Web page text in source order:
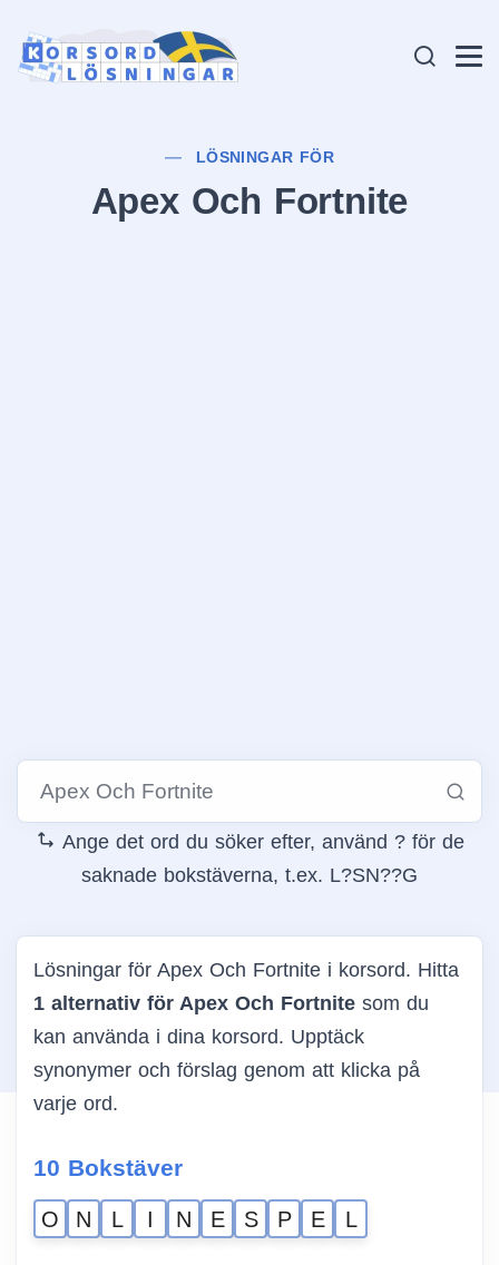
LÖSNINGAR FÖR
Apex Och Fortnite
Ange det ord du söker efter, använd ? för de
saknade bokstäverna, t.ex. L?SN??G
Lösningar för Apex Och Fortnite i korsord. Hitta
1 alternativ för Apex Och Fortnite som du
kan använda i dina korsord. Upptäck
synonymer och förslag genom att klicka på
varje ord.
10 Bokstäver
O N L I N E S P E L